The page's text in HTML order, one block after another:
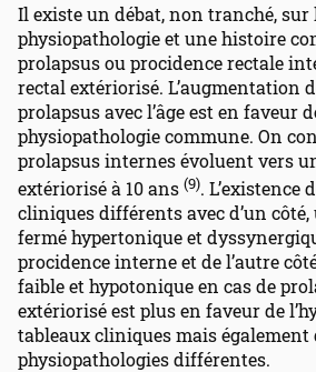
Il existe un débat, non tranché, sur
physiopathologie et une histoire
prolapsus ou procidence rectale
rectal extériorisé. L’augmentation
prolapsus avec l’âge est en faveur
physiopathologie commune. On
prolapsus internes évoluent vers
extériorisé à 10 ans (9). L’existence
cliniques différents avec d’un
fermé hypertonique et
procidence interne et de l’autre
faible et hypotonique en cas de
extériorisé est plus en faveur de
tableaux cliniques mais également
physiopathologies différentes.